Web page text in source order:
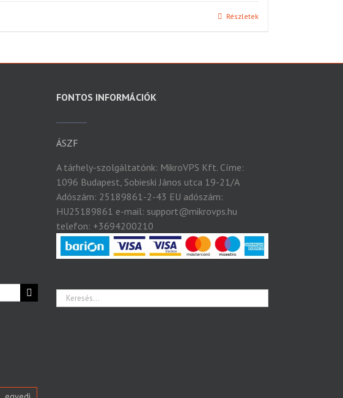
Részletek
FONTOS INFORMÁCIÓK
ÁSZF
A tárhely-szolgáltatónk: MikroVPS Kft. Címe:
1096 Budapest, Sobieski János utca 19-21/A
Adószám: 25189861-2-43 EU adószám:
HU25189861 e-mail: support@mikrovps.hu
telefon: +3694200210